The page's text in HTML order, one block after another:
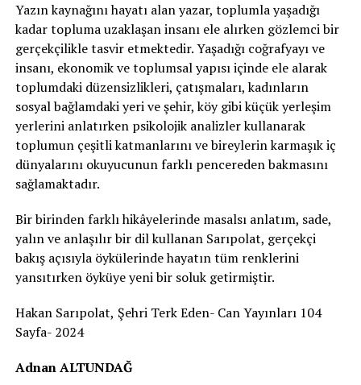
Yazın kaynağını hayatı alan yazar, toplumla yaşadığı
kadar topluma uzaklaşan insanı ele alırken gözlemci bir
gerçekçilikle tasvir etmektedir. Yaşadığı coğrafyayı ve
insanı, ekonomik ve toplumsal yapısı içinde ele alarak
toplumdaki düzensizlikleri, çatışmaları, kadınların
sosyal bağlamdaki yeri ve şehir, köy gibi küçük yerleşim
yerlerini anlatırken psikolojik analizler kullanarak
toplumun çeşitli katmanlarını ve bireylerin karmaşık iç
dünyalarını okuyucunun farklı pencereden bakmasını
sağlamaktadır.
Bir birinden farklı hikâyelerinde masalsı anlatım, sade,
yalın ve anlaşılır bir dil kullanan Sarıpolat, gerçekçi
bakış açısıyla öykülerinde hayatın tüm renklerini
yansıtırken öyküye yeni bir soluk getirmiştir.
Hakan Sarıpolat, Şehri Terk Eden- Can Yayınları 104
Sayfa- 2024
Adnan ALTUNDAĞ